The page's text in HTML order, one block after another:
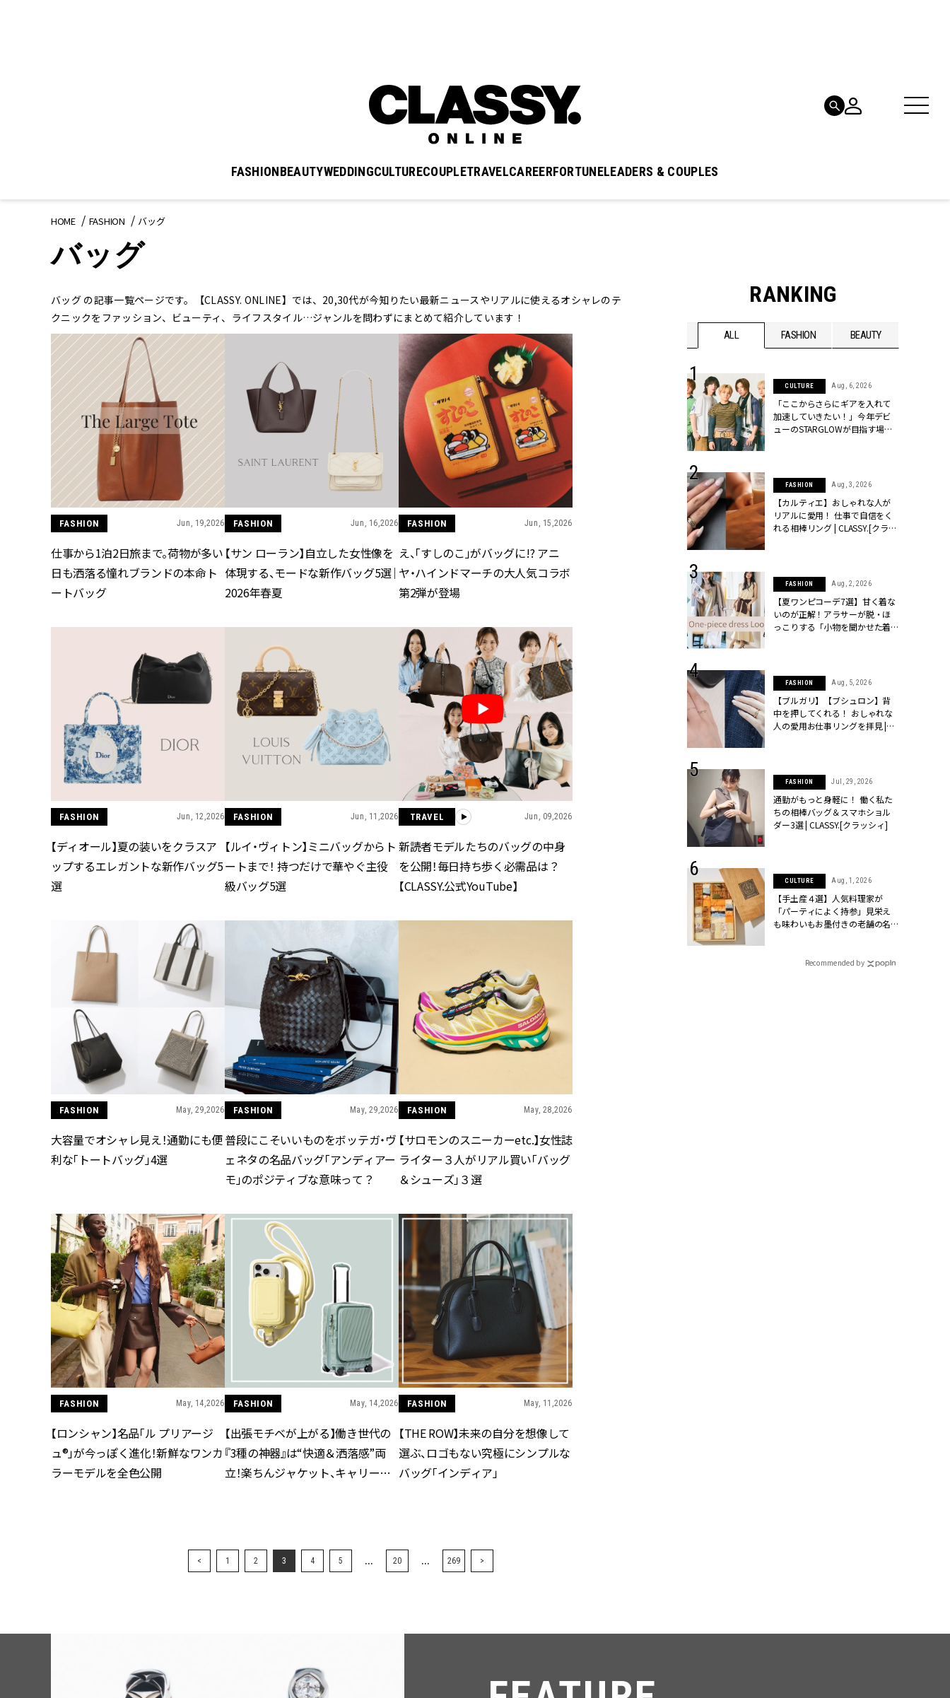
FASHIONBEAUTYWEDDINGCULTURECOUPLETRAVELCAREERFORTUNELEADERS & COUPLES
HOME FASHION バッグ
バッグ
バッグ の記事一覧ページです。【CLASSY. ONLINE】では、20,30代が今知りたい最新ニュースやリアルに使えるオシャレのテ
クニックをファッション、ビューティ、ライフスタイル…ジャンルを問わずにまとめて紹介しています！
FASHION Jun, 19,2026
仕事から1泊2日旅まで。荷物が多い
日も洒落る憧れブランドの本命ト
ートバッグ
FASHION Jun, 16,2026
【サン ローラン】自立した女性像を
体現する、モードな新作バッグ5選｜
2026年春夏
FASHION Jun, 15,2026
え、「すしのこ」がバッグに!? アニ
ヤ・ハインドマーチの大人気コラボ
第2弾が登場
FASHION Jun, 12,2026
【ディオール】夏の装いをクラスア
ップするエレガントな新作バッグ5
選
FASHION Jun, 11,2026
【ルイ・ヴィトン】ミニバッグからト
ートまで！ 持つだけで華やぐ主役
級バッグ5選
TRAVEL Jun, 09,2026
新読者モデルたちのバッグの中身
を公開！毎日持ち歩く必需品は？
【CLASSY.公式YouTube】
FASHION May, 29,2026
大容量でオシャレ見え！通勤にも便
利な「トートバッグ」4選
FASHION May, 29,2026
普段にこそいいものを――ボッテガ・ヴ
ェネタの名品バッグ「アンディアー
モ」のポジティブな意味って？
FASHION May, 28,2026
【サロモンのスニーカーetc.】女性誌
ライター３人がリアル買い「バッグ
＆シューズ」３選
FASHION May, 14,2026
【ロンシャン】名品「ル プリアージ
ュ®」が今っぽく進化！新鮮なワンカ
ラーモデルを全色公開
FASHION May, 14,2026
【出張モチベが上がる】働き世代の
『3種の神器』は“快適＆洒落感”両
立！楽ちんジャケット、キャリーバ
FASHION May, 11,2026
【THE ROW】未来の自分を想像して
選ぶ、ロゴもない究極にシンプルな
バッグ「インディア」
< 1 2 3 4 5 ... 20 ... 269 >
RANKING
ALL FASHION BEAUTY
BEAUTY Aug, 6, 2026
【ヘアアクセ6選】手抜きに見え
ない！アラサーのまとめ髪が垢
抜ける「即戦力アクセ」たち |
CLASSY.[クラッシィ]
BEAUTY Aug, 5, 2026
忙しい毎日に「うるおいター
ボ」を。新【SOFINA BASIC＋】
のお手入れでうるおってなめら
シィ]
【UV下地】酷暑に頼れる！
｜30代美容ライターが正直レビ
ュー | CLASSY.[クラッシィ]
Aug, 7, 2026
冷房・紫外線etc...「夏の隠れ乾
燥」を防ぐ【ベタつかない名品
クリーム】3選＜30代のベストコ
スメ＞ | CLASSY.[クラッシィ]
Nov, 17, 2025
【落ちない名品リップ10選】塗
り直しできない・皮むけしやす
いetc.悩みをクリア | CLASSY.[ク
Aug, 5, 2026
神コスメ３選 | CLASSY.[クラッシ
ばれで失敗しないコーデ＆マナ
WEDDING
エピソードも | CLASSY.[クラッシ
「トゥギャザー」シリーズに注
ンピ”は『スカーフ』で盛るのが
正解！ | CLASSY.[クラッシィ]
20万円台〜【カルティエ人気リ
ング４選】ラブ、トリニティetc.
グ』は普段使いもしやすい！ |
CULTURE Aug, 6, 2026
「ここからさらにギアを入れて
加速していきたい！」今年デビ
ューのSTARGLOWが目指す場所
FASHION Aug, 3, 2026
【カルティエ】おしゃれな人が
リアルに愛用！ 仕事で自信をく
れる相棒リング | CLASSY.[クラッ
FASHION Aug, 2, 2026
【夏ワンピコーデ7選】甘く着な
いのが正解！アラサーが脱・ほ
っこりする「小物を聞かせた着
FASHION Aug, 5, 2026
【ブルガリ】【ブシュロン】背
中を押してくれる！ おしゃれな
人の愛用お仕事リングを拝見 |
FASHION Jul, 29, 2026
通勤がもっと身軽に！ 働く私た
ちの相棒バッグ＆スマホショル
ダー3選 | CLASSY.[クラッシィ]
CULTURE Aug, 1, 2026
【手土産４選】人気料理家が
「パーティによく持参」見栄え
も味わいもお墨付きの老舗の名
Recommended by